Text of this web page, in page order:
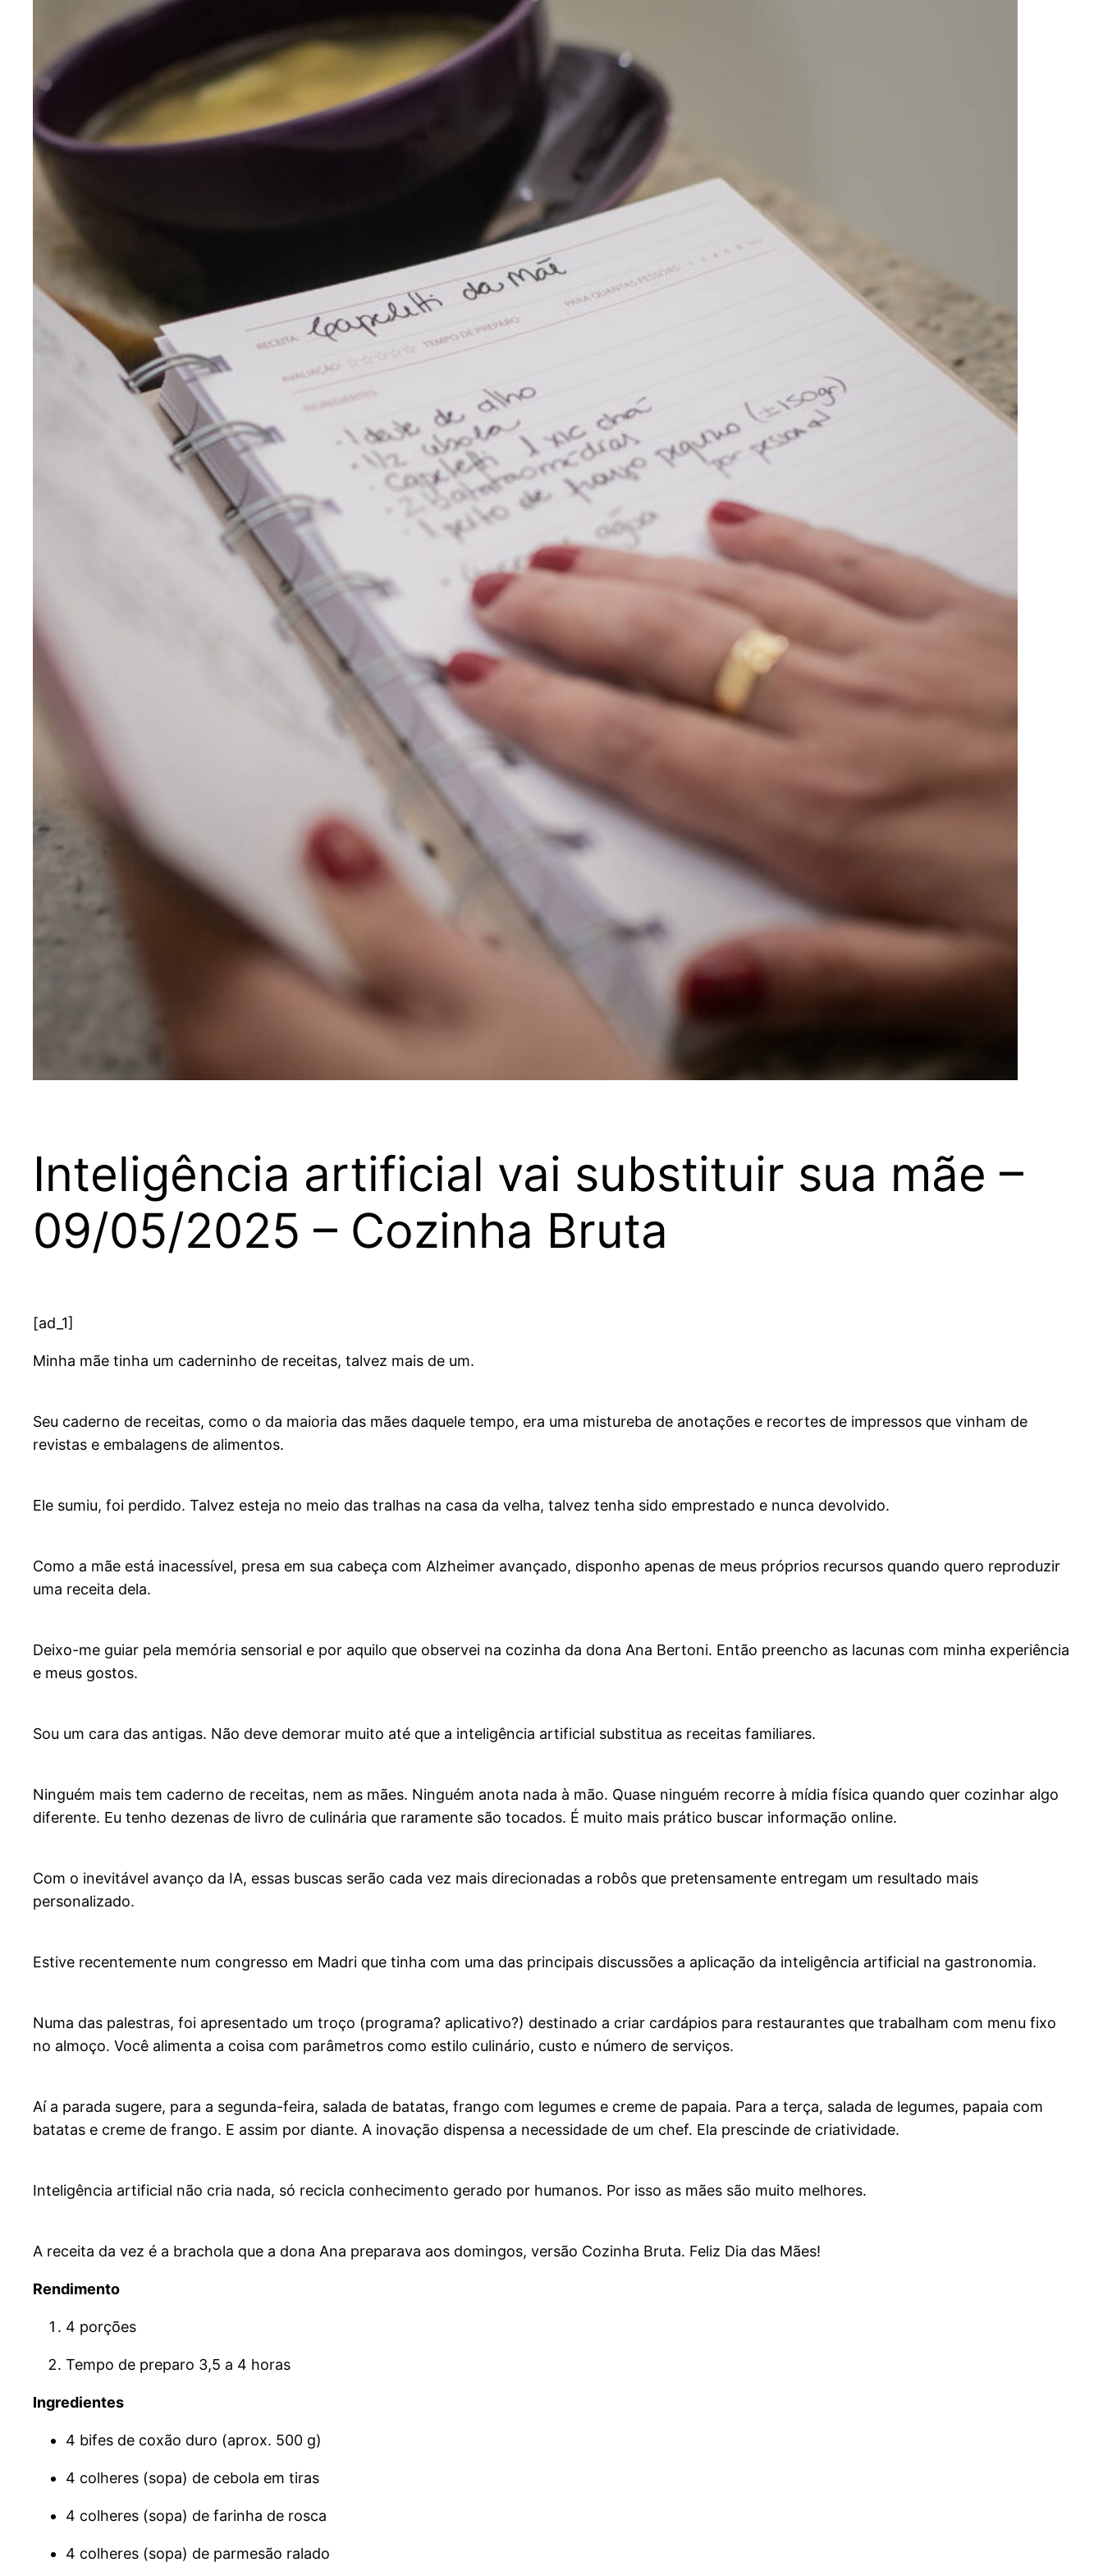
Inteligência artificial vai substituir sua mãe –
09/05/2025 – Cozinha Bruta
[ad_1]
Minha mãe tinha um caderninho de receitas, talvez mais de um.
Seu caderno de receitas, como o da maioria das mães daquele tempo, era uma mistureba de anotações e recortes de impressos que vinham de
revistas e embalagens de alimentos.
Ele sumiu, foi perdido. Talvez esteja no meio das tralhas na casa da velha, talvez tenha sido emprestado e nunca devolvido.
Como a mãe está inacessível, presa em sua cabeça com Alzheimer avançado, disponho apenas de meus próprios recursos quando quero reproduzir
uma receita dela.
Deixo-me guiar pela memória sensorial e por aquilo que observei na cozinha da dona Ana Bertoni. Então preencho as lacunas com minha experiência
e meus gostos.
Sou um cara das antigas. Não deve demorar muito até que a inteligência artificial substitua as receitas familiares.
Ninguém mais tem caderno de receitas, nem as mães. Ninguém anota nada à mão. Quase ninguém recorre à mídia física quando quer cozinhar algo
diferente. Eu tenho dezenas de livro de culinária que raramente são tocados. É muito mais prático buscar informação online.
Com o inevitável avanço da IA, essas buscas serão cada vez mais direcionadas a robôs que pretensamente entregam um resultado mais
personalizado.
Estive recentemente num congresso em Madri que tinha com uma das principais discussões a aplicação da inteligência artificial na gastronomia.
Numa das palestras, foi apresentado um troço (programa? aplicativo?) destinado a criar cardápios para restaurantes que trabalham com menu fixo
no almoço. Você alimenta a coisa com parâmetros como estilo culinário, custo e número de serviços.
Aí a parada sugere, para a segunda-feira, salada de batatas, frango com legumes e creme de papaia. Para a terça, salada de legumes, papaia com
batatas e creme de frango. E assim por diante. A inovação dispensa a necessidade de um chef. Ela prescinde de criatividade.
Inteligência artificial não cria nada, só recicla conhecimento gerado por humanos. Por isso as mães são muito melhores.
A receita da vez é a brachola que a dona Ana preparava aos domingos, versão Cozinha Bruta. Feliz Dia das Mães!
Rendimento
4 porções
Tempo de preparo 3,5 a 4 horas
Ingredientes
4 bifes de coxão duro (aprox. 500 g)
4 colheres (sopa) de cebola em tiras
4 colheres (sopa) de farinha de rosca
4 colheres (sopa) de parmesão ralado